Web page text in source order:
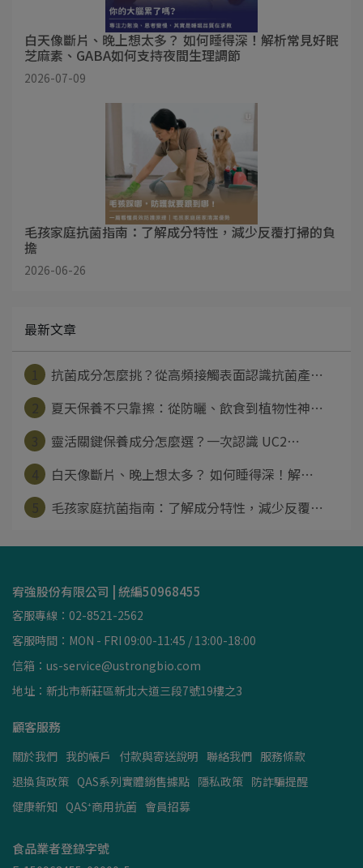
白天像斷片、晚上想太多？ 如何睡得深！解析常見好眠
芝麻素、GABA如何支持夜間生理調節
2026-07-09
毛孩家庭抗菌指南：了解成分特性，減少反覆打掃的負
擔
2026-06-26
最新文章
抗菌成分怎麼挑？從高頻接觸表面認識抗菌產⋯
夏天保養不只靠擦：從防曬、飲食到植物性神⋯
靈活關鍵保養成分怎麼選？一次認識 UC2⋯
白天像斷片、晚上想太多？ 如何睡得深！解⋯
毛孩家庭抗菌指南：了解成分特性，減少反覆⋯
宥強股份有限公司 | 統編50968455
客服專線：02-8521-2562
客服時間：MON - FRI 09:00-11:45 / 13:00-18:00
信箱：us-service@ustrongbio.com
地址：新北市新莊區新北大道三段7號19樓之3
顧客服務
關於我們 我的帳戶 付款與寄送說明 聯絡我們 服務條款
退換貨政策 QAS系列實體銷售據點 隱私政策 防詐騙提醒
健康新知 QAS⁺商用抗菌 會員招募
食品業者登錄字號